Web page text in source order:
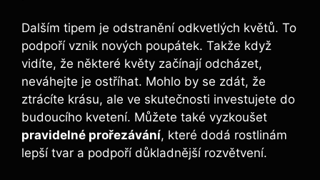
Dalším tipem je odstranění odkvetlých květů. To
podpoří vznik nových poupátek. Takže když
vidíte, že některé květy začínají odcházet,
neváhejte je ostříhat. Mohlo by se zdát, že
ztrácíte krásu, ale ve skutečnosti investujete do
budoucího kvetení. Můžete také vyzkoušet
pravidelné prořezávání, které dodá rostlinám
lepší tvar a podpoří důkladnější rozvětvení.